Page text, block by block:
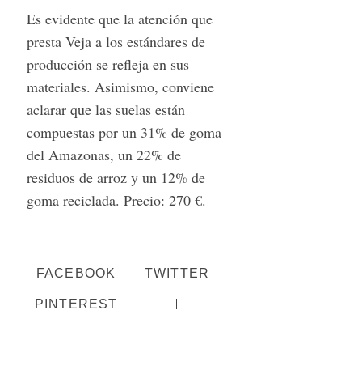
Es evidente que la atención que
presta Veja a los estándares de
producción se refleja en sus
materiales. Asimismo, conviene
aclarar que las suelas están
compuestas por un 31% de goma
del Amazonas, un 22% de
residuos de arroz y un 12% de
goma reciclada. Precio: 270 €.
FACEBOOK TWITTER
PINTEREST
o
r